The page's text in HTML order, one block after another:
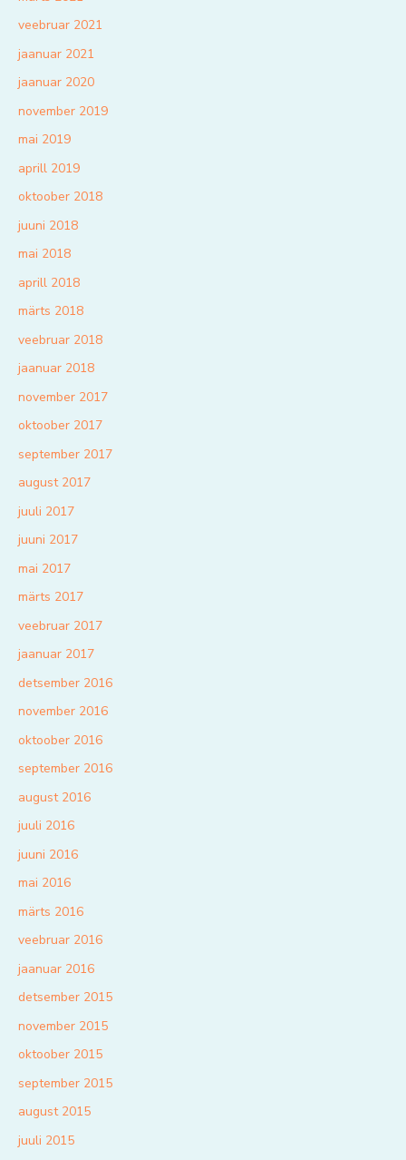
veebruar 2021
jaanuar 2021
jaanuar 2020
november 2019
mai 2019
aprill 2019
oktoober 2018
juuni 2018
mai 2018
aprill 2018
märts 2018
veebruar 2018
jaanuar 2018
november 2017
oktoober 2017
september 2017
august 2017
juuli 2017
juuni 2017
mai 2017
märts 2017
veebruar 2017
jaanuar 2017
detsember 2016
november 2016
oktoober 2016
september 2016
august 2016
juuli 2016
juuni 2016
mai 2016
märts 2016
veebruar 2016
jaanuar 2016
detsember 2015
november 2015
oktoober 2015
september 2015
august 2015
juuli 2015